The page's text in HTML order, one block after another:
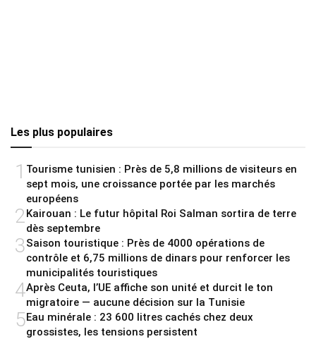
Les plus populaires
1 Tourisme tunisien : Près de 5,8 millions de visiteurs en
sept mois, une croissance portée par les marchés
européens
2 Kairouan : Le futur hôpital Roi Salman sortira de terre
dès septembre
3Saison touristique : Près de 4000 opérations de
contrôle et 6,75 millions de dinars pour renforcer les
municipalités touristiques
4Après Ceuta, l’UE affiche son unité et durcit le ton
migratoire — aucune décision sur la Tunisie
5Eau minérale : 23 600 litres cachés chez deux
grossistes, les tensions persistent